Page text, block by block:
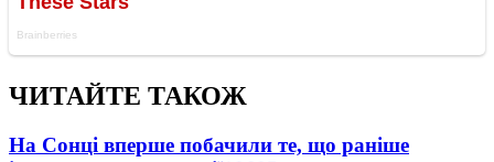
ЧИТАЙТЕ ТАКОЖ
На Сонці вперше побачили те, що раніше